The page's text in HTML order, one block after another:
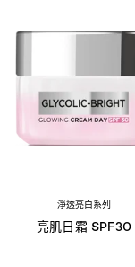
淨透亮白系列
亮肌日霜 SPF30